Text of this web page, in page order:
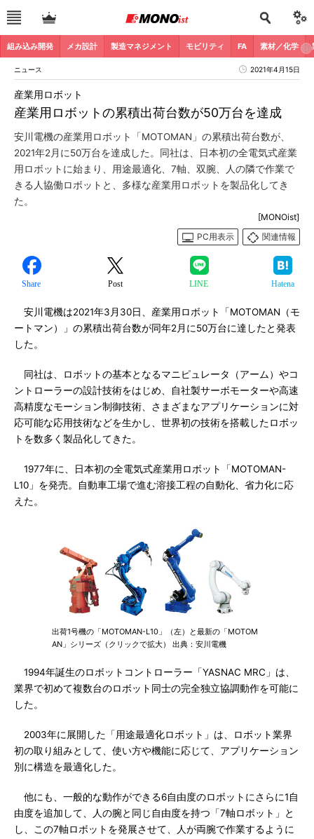
組み込み開発 メカ設計 製造マネジメント モビリティ FA 素材／化学
ニュース 2021年4月15日
産業用ロボットの累積出荷台数が50万台を達成
産業用ロボット
安川電機の産業用ロボット「MOTOMAN」の累積出荷台数が、
2021年2月に50万台を達成した。同社は、日本初の全電気式産業
用ロボットに始まり、用途最適化、7軸、双腕、人の隣で作業で
きる人協働ロボットと、多様な産業用ロボットを製品化してき
た。
[MONOist]
PC用表示
関連情報
Share Post LINE Hatena
安川電機は2021年3月30日、産業用ロボット「MOTOMAN（モ
ートマン）」の累積出荷台数が同年2月に50万台に達したと発表
した。
同社は、ロボットの基本となるマニピュレータ（アーム）やコ
ントローラーの設計技術をはじめ、自社製サーボモーターや高速
高精度なモーション制御技術、さまざまなアプリケーションに対
応可能な応用技術などを生かし、世界初の技術を搭載したロボッ
トを数多く製品化してきた。
1977年に、日本初の全電気式産業用ロボット「MOTOMAN-
L10」を発売。自動車工場で進む溶接工程の自動化、省力化に応
えた。
出荷1号機の「MOTOMAN-L10」（左）と最新の「MOTOM
AN」シリーズ（クリックで拡大） 出典：安川電機
1994年誕生のロボットコントローラー「YASNAC MRC」は、
業界で初めて複数台のロボット同士の完全独立協調動作を可能に
した。
2003年に展開した「用途最適化ロボット」は、ロボット業界
初の取り組みとして、使い方や機能に応じて、アプリケーション
別に構造を最適化した。
他にも、一般的な動作ができる6自由度のロボットにさらに1自
由度を追加して、人の腕と同じ自由度を持つ「7軸ロボット」と
し、この7軸ロボットを発展させて、人が両腕で作業するように